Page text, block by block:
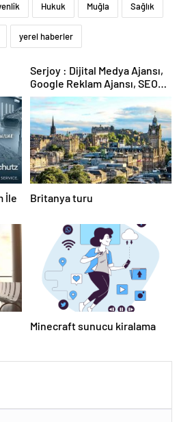
Hukuk Muğla Sağlık
yerel haberler
Serjoy : Dijital Medya Ajansı,
Google Reklam Ajansı, SEO
Ajansı ve Web Tasarım Ajansı
İle
Britanya turu
Minecraft sunucu kiralama